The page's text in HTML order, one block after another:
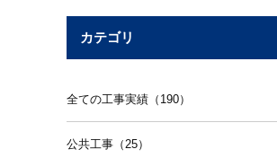
カテゴリ
全ての工事実績（190）
公共工事（25）